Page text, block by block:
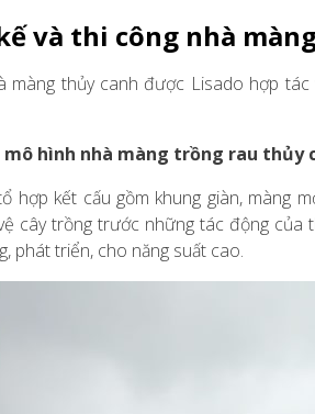
và thi công nhà
màng thủy canh được Lisado hợp
mô hình nhà màng trồng rau thủy
hợp kết cấu gồm khung giàn, màng
cây trồng trước những tác động
phát triển, cho năng suất cao.